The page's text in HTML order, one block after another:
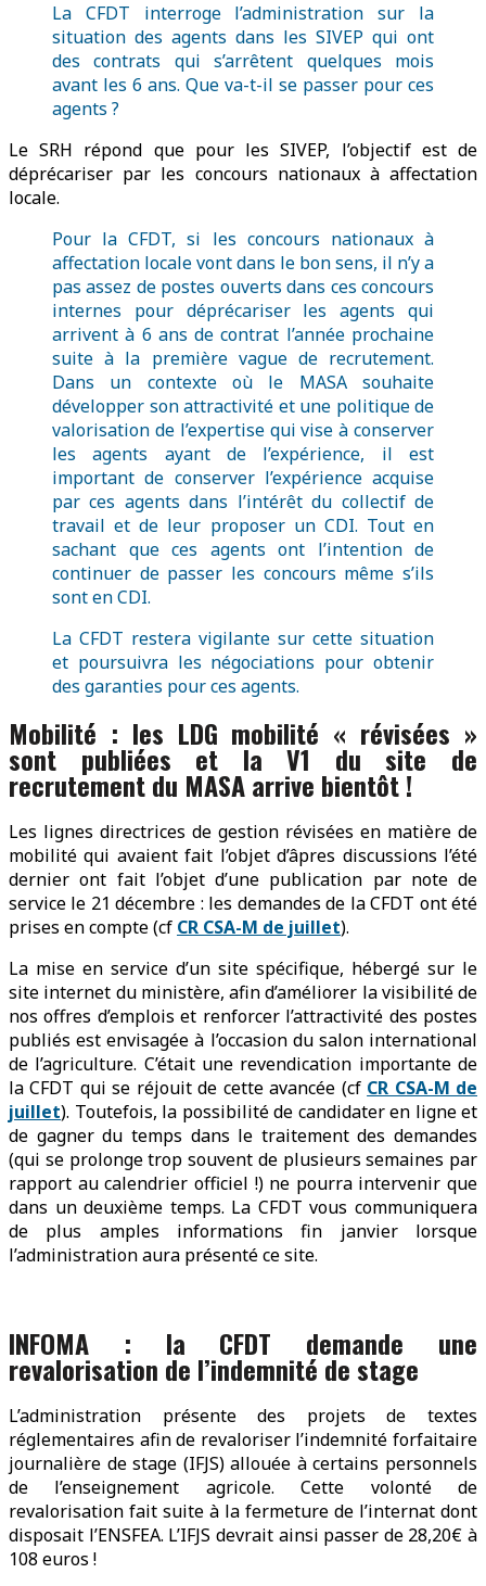
La CFDT interroge l’administration sur la
situation des agents dans les SIVEP qui ont
des contrats qui s’arrêtent quelques mois
avant les 6 ans. Que va-t-il se passer pour ces
agents ?
Le SRH répond que pour les SIVEP, l’objectif est de
déprécariser par les concours nationaux à affectation
locale.
Pour la CFDT, si les concours nationaux à
affectation locale vont dans le bon sens, il n’y a
pas assez de postes ouverts dans ces concours
internes pour déprécariser les agents qui
arrivent à 6 ans de contrat l’année prochaine
suite à la première vague de recrutement.
Dans un contexte où le MASA souhaite
développer son attractivité et une politique de
valorisation de l’expertise qui vise à conserver
les agents ayant de l’expérience, il est
important de conserver l’expérience acquise
par ces agents dans l’intérêt du collectif de
travail et de leur proposer un CDI. Tout en
sachant que ces agents ont l’intention de
continuer de passer les concours même s’ils
sont en CDI.
La CFDT restera vigilante sur cette situation
et poursuivra les négociations pour obtenir
des garanties pour ces agents.
Mobilité : les LDG mobilité « révisées »
sont publiées et la V1 du site de
recrutement du MASA arrive bientôt !
Les lignes directrices de gestion révisées en matière de
mobilité qui avaient fait l’objet d’âpres discussions l’été
dernier ont fait l’objet d’une publication par note de
service le 21 décembre : les demandes de la CFDT ont été
prises en compte (cf CR CSA-M de juillet).
La mise en service d’un site spécifique, hébergé sur le
site internet du ministère, afin d’améliorer la visibilité de
nos offres d’emplois et renforcer l’attractivité des postes
publiés est envisagée à l’occasion du salon international
de l’agriculture. C’était une revendication importante de
la CFDT qui se réjouit de cette avancée (cf CR CSA-M de
juillet). Toutefois, la possibilité de candidater en ligne et
de gagner du temps dans le traitement des demandes
(qui se prolonge trop souvent de plusieurs semaines par
rapport au calendrier officiel !) ne pourra intervenir que
dans un deuxième temps. La CFDT vous communiquera
de plus amples informations fin janvier lorsque
l’administration aura présenté ce site.
INFOMA : la CFDT demande une
revalorisation de l’indemnité de stage
L’administration présente des projets de textes
réglementaires afin de revaloriser l’indemnité forfaitaire
journalière de stage (IFJS) allouée à certains personnels
de l’enseignement agricole. Cette volonté de
revalorisation fait suite à la fermeture de l’internat dont
disposait l’ENSFEA. L’IFJS devrait ainsi passer de 28,20€ à
108 euros !